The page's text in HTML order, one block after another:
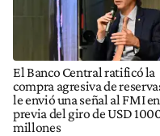
El Banco Central ratificó la
compra agresiva de
le envió una señal al FMI
previa del giro de USD
millones